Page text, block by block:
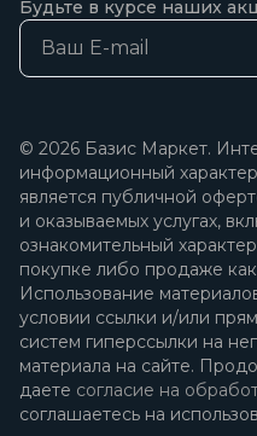
Будьте в курсе наших
© 2026 Базис Маркет.
информационный
является публичной
и оказываемых услугах,
ознакомительный
покупке либо продаже
Использование
условии ссылки и/или
систем гиперссылки на
материала на сайте.
даете согласие на
соглашаетесь на